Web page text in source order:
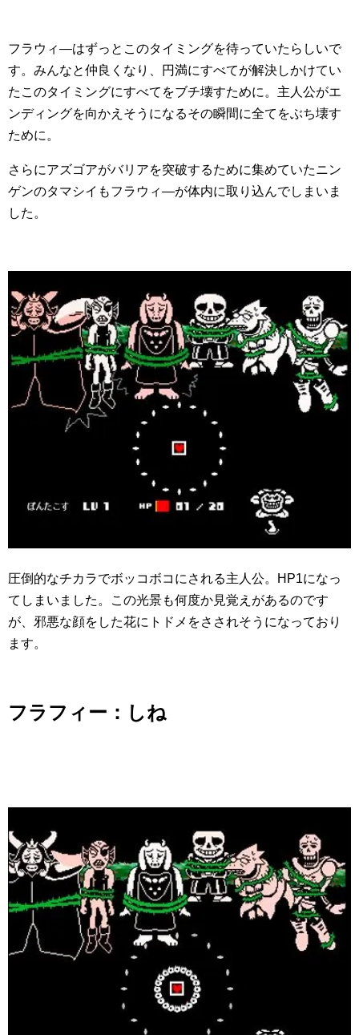
フラウィ―はずっとこのタイミングを待っていたらしいで
す。みんなと仲良くなり、円満にすべてが解決しかけてい
たこのタイミングにすべてをブチ壊すために。主人公がエ
ンディングを向かえそうになるその瞬間に全てをぶち壊す
ために。
さらにアズゴアがバリアを突破するために集めていたニン
ゲンのタマシイもフラウィ―が体内に取り込んでしまいま
した。
圧倒的なチカラでボッコボコにされる主人公。HP1になっ
てしまいました。この光景も何度か見覚えがあるのです
が、邪悪な顔をした花にトドメをさされそうになっており
ます。
フラフィー：しね